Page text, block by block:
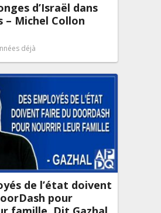
d’Israël dans
– Michel Collon
déjà
de l’état doivent
pour